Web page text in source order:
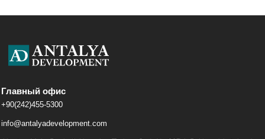
Главный офис
+90(242)455-5300
info@antalyadevelopment.com